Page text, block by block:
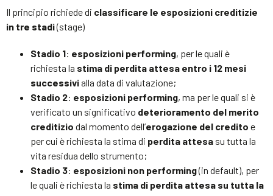
Il principio richiede di classificare le esposizioni creditizie
in tre stadi(stage)
Stadio 1: esposizioni performing, per le quali è
richiesta la stima di perdita attesa entro i 12 mesi
successivialla data di valutazione;
Stadio 2: esposizioni performing, ma per le quali si è
verificato un significativo deterioramento del merito
creditizio dal momento dell’erogazione del credito e
per cui è richiesta la stima di perdita attesa su tutta la
vita residua dello strumento;
Stadio 3: esposizioni non performing(in default), per
le quali è richiesta la stima di perdita attesa su tutta la